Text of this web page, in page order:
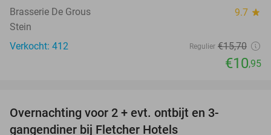
Brasserie De Grous 9.7 star
Stein
Verkocht: 412
Regulier €15,70
€10,95
Overnachting voor 2 + evt. ontbijt en 3-
gangendiner bij Fletcher Hotels